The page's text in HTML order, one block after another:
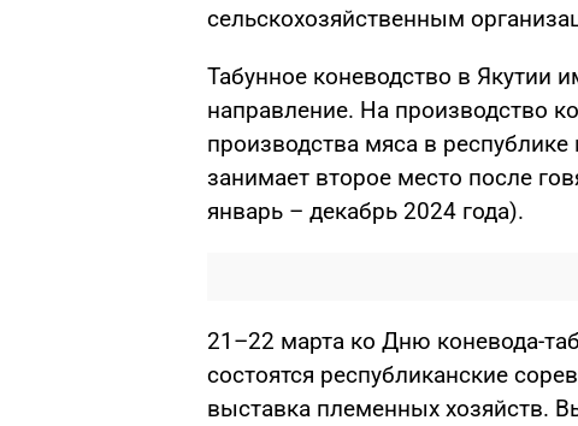
сельскохозяйственным
Табунное коневодство в Якутии
направление. На производство
производства мяса в
занимает второе место после
январь – декабрь 2024 года).
21–22 марта ко Дню коневода-
состоятся республиканские
выставка племенных хозяйств.